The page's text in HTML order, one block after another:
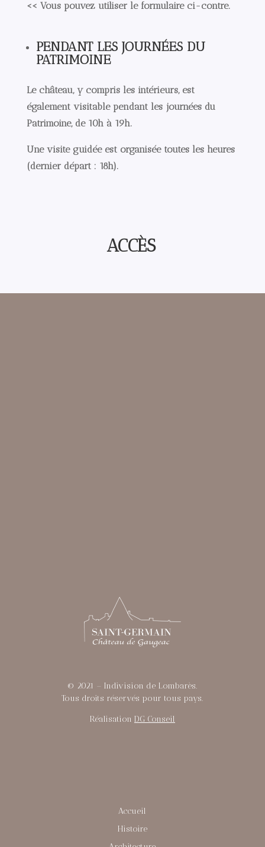
<< Vous pouvez utiliser le formulaire ci-contre.
PENDANT LES JOURNÉES DU
PATRIMOINE
Le château, y compris les intérieurs, est
également visitable pendant les journées du
Patrimoine, de 10h à 19h.
Une visite guidée est organisée toutes les heures
(dernier départ : 18h).
ACCÈS
© 2021 – Indivision de Lombarès.
Tous droits réservés pour tous pays.
Réalisation DG Conseil
Accueil
Histoire